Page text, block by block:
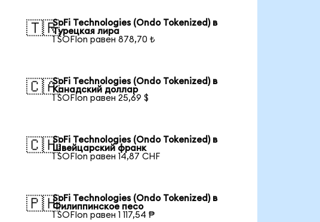
🇹🇷SoFi Technologies (Ondo Tokenized) в
Турецкая лира
1 SOFIon равен 878,70 ₺
🇨🇦SoFi Technologies (Ondo Tokenized) в
Канадский доллар
1 SOFIon равен 25,69 $
🇨🇭SoFi Technologies (Ondo Tokenized) в
Швейцарский франк
1 SOFIon равен 14,87 CHF
🇵🇭SoFi Technologies (Ondo Tokenized) в
Филиппинское песо
1 SOFIon равен 1 117,54 ₱